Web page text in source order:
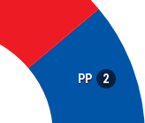
PP 2